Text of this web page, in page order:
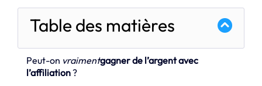
Table des matières
Peut-on vraimentgagner de l’argent avec
l’affiliation?